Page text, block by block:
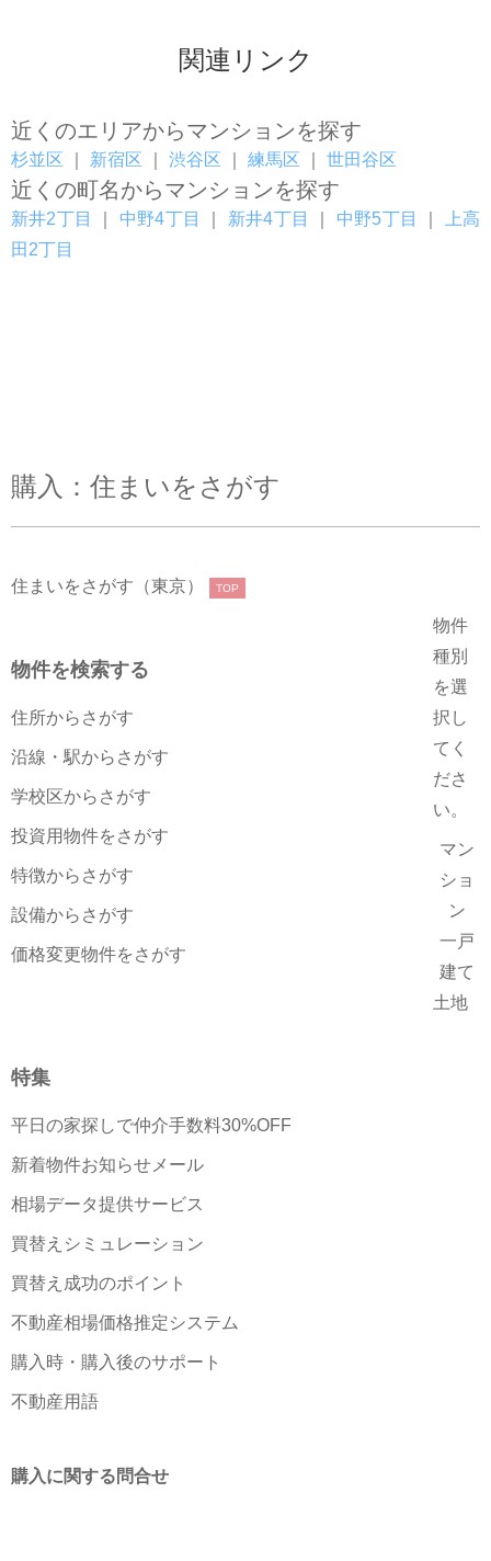
関連リンク
近くのエリアからマンションを探す
杉並区 新宿区 渋谷区 練馬区 世田谷区
近くの町名からマンションを探す
新井2丁目 中野4丁目 新井4丁目 中野5丁目
上高
田2丁目
購入：住まいをさがす
住まいをさがす（東京） TOP
物件を検索する
住所からさがす
沿線・駅からさがす
学校区からさがす
投資用物件をさがす
特徴からさがす
設備からさがす
価格変更物件をさがす
物件
種別
を選
択し
てく
ださ
い。
マン
ショ
ン
一戸
建て
土地
特集
平日の家探しで仲介手数料30%OFF
新着物件お知らせメール
相場データ提供サービス
買替えシミュレーション
買替え成功のポイント
不動産相場価格推定システム
購入時・購入後のサポート
不動産用語
購入に関する問合せ